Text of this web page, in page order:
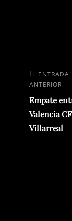
ENTRADA
ANTERIOR
Empate
Valencia
Villarreal